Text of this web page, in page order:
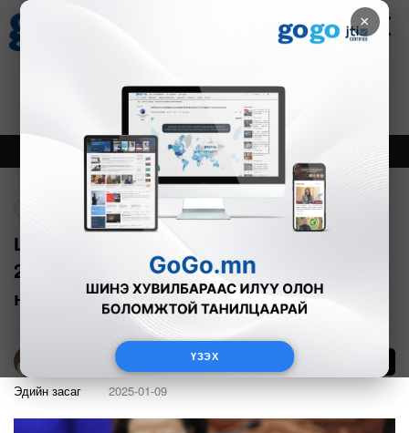
×
ҮЗЭХ
Зурхай
8.07
Онцлох Шинэ
Ц.Туваан: “Чайна энержи” компанид
2041 он хүртэл 247 сая тонн коксжсон
нүүрс нийлүүлнэ
Б.Эрдэнэчимэг
Эдийн засаг 2025-01-09